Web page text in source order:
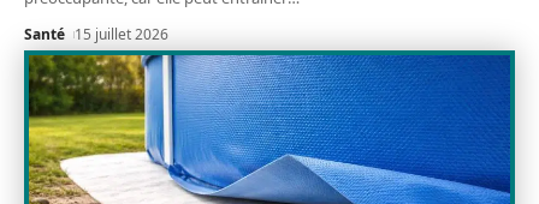
Santé 15 juillet 2026